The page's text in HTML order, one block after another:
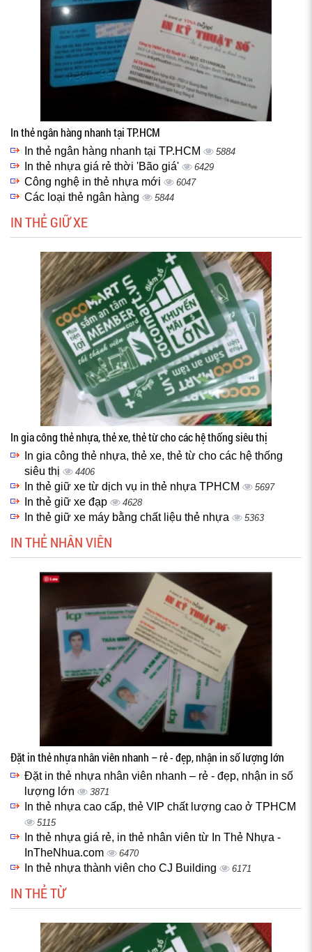
In thẻ ngân hàng nhanh tại TP.HCM
In thẻ ngân hàng nhanh tại TP.HCM 5884
In thẻ nhựa giá rẻ thời 'Bão giá' 6429
Công nghệ in thẻ nhựa mới 6047
Các loại thẻ ngân hàng 5844
IN THẺ GIỮ XE
In gia công thẻ nhựa, thẻ xe, thẻ từ cho các hệ thống siêu thị
In gia công thẻ nhựa, thẻ xe, thẻ từ cho các hệ thống
siêu thị
4406
In thẻ giữ xe từ dịch vụ in thẻ nhựa TPHCM 5697
In thẻ giữ xe đạp 4628
In thẻ giữ xe máy bằng chất liệu thẻ nhựa 5363
IN THẺ NHÂN VIÊN
Đặt in thẻ nhựa nhân viên nhanh – rẻ - đẹp, nhận in số lượng lớn
Đặt in thẻ nhựa nhân viên nhanh – rẻ - đẹp, nhận in số
lượng lớn
3871
In thẻ nhựa cao cấp, thẻ VIP chất lượng cao ở TPHCM
5115
In thẻ nhựa giá rẻ, in thẻ nhân viên từ In Thẻ Nhựa -
InTheNhua.com
6470
In thẻ nhựa thành viên cho CJ Building 6171
IN THẺ TỪ